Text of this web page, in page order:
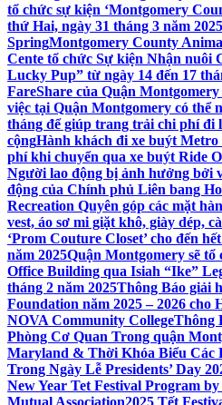
tổ chức sự kiện ‘Montgomery
thứ Hai, ngày 31 tháng 3 năm
SpringMontgomery County
Cente tổ chức Sự kiện Nhận nuôi
Lucky Pup” từ ngày 14 đến 17
FareShare của Quận
việc tại Quận Montgomery có thể
tháng để giúp trang trải chi phí đi
cộngHành khách đi xe buýt Metro
phí khi chuyển qua xe buýt Ride
Người lao động bị ảnh hưởng bởi
động của Chính phủ Liên bang
Recreation Quyên góp các mặt
vest, áo sơ mi giặt khô, giày dép,
‘Prom Couture Closet’ cho đến
năm 2025Quận Montgomery sẽ tổ
Office Building qua Isiah “Ike”
tháng 2 năm 2025Thông Báo giải
Foundation năm 2025 – 2026 cho
NOVA Community CollegeThông
Phòng Cơ Quan Trong quận
Maryland & Thời Khóa Biểu Các
Trong Ngày Lễ Presidents’ Day
New Year Tet Festival Program
Mutual Association2025 Tết